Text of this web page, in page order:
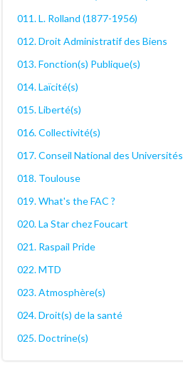
011. L. Rolland (1877-1956)
012. Droit Administratif des Biens
013. Fonction(s) Publique(s)
014. Laïcité(s)
015. Liberté(s)
016. Collectivité(s)
017. Conseil National des Universités
018. Toulouse
019. What's the FAC ?
020. La Star chez Foucart
021. Raspail Pride
022. MTD
023. Atmosphère(s)
024. Droit(s) de la santé
025. Doctrine(s)